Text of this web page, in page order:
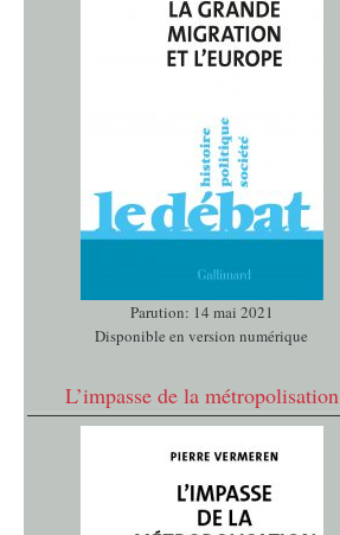
Parution: 14 mai 2021
Disponible en version numérique
L’impasse de la métropolisation